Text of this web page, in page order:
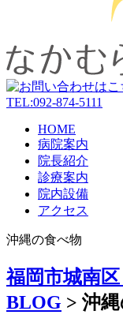
HOME
病院案内
院長紹介
診療案内
院内設備
アクセス
沖縄の食べ物
福岡市城南
BLOG > 沖